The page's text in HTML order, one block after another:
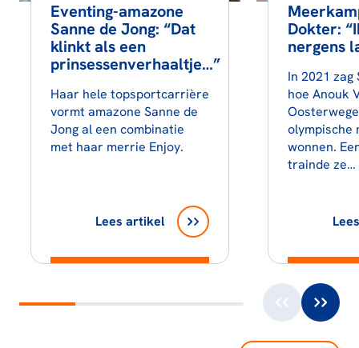
Eventing-amazone
Sanne de Jong: “Dat
klinkt als een
prinsessenverhaaltje…”
Haar hele topsportcarrière
vormt amazone Sanne de
Jong al een combinatie
met haar merrie Enjoy.
Lees artikel
Dokter:
nergens
In 2021
hoe Anouk
olympische
wonnen.
trainde ze…